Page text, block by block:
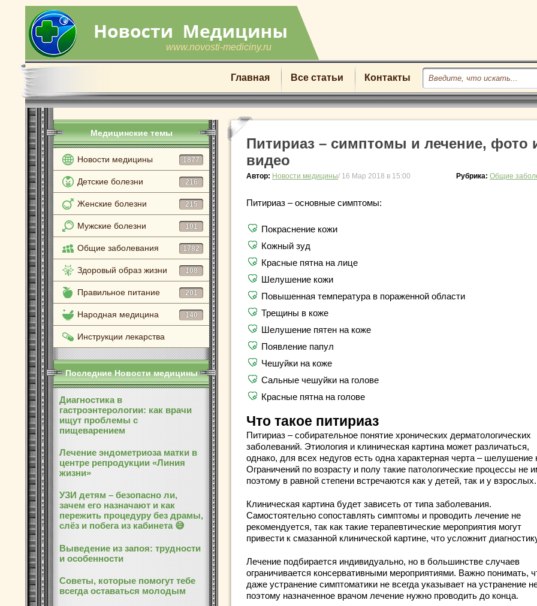
www.novosti-mediciny.ru
Главная Все статьи Контакты
Медицинские темы
Новости медицины 1877
Детские болезни 216
Женские болезни 215
Мужские болезни 101
Общие заболевания 1782
Здоровый образ жизни 108
Правильное питание 201
Народная медицина 140
Инструкции лекарства
Последние Новости медицины
Диагностика в
гастроэнтерологии: как врачи
ищут проблемы с
пищеварением
Лечение эндометриоза матки в
центре репродукции «Линия
жизни»
УЗИ детям – безопасно ли,
зачем его назначают и как
пережить процедуру без драмы,
слёз и побега из кабинета 😅
Выведение из запоя: трудности
и особенности
Советы, которые помогут тебе
всегда оставаться молодым
Питириаз – симптомы и лечение, фото
видео
Автор: Новости медицины/ 16 Мар 2018 в 15:00 Рубрика: Общие
Питириаз – основные симптомы:
Покраснение кожи
Кожный зуд
Красные пятна на лице
Шелушение кожи
Повышенная температура в пораженной области
Трещины в коже
Шелушение пятен на коже
Появление папул
Чешуйки на коже
Сальные чешуйки на голове
Красные пятна на голове
Что такое питириаз
Питириаз – собирательное понятие хронических дерматологических
заболеваний. Этиология и клиническая картина может различаться,
однако, для всех недугов есть одна характерная черта – шелушение
Ограничений по возрасту и полу такие патологические процессы не
поэтому в равной степени встречаются как у детей, так и у взрослых.
Клиническая картина будет зависеть от типа заболевания.
Самостоятельно сопоставлять симптомы и проводить лечение не
рекомендуется, так как такие терапевтические мероприятия могут
привести к смазанной клинической картине, что усложнит
Лечение подбирается индивидуально, но в большинстве случаев
ограничивается консервативными мероприятиями. Важно понимать,
даже устранение симптоматики не всегда указывает на устранение
поэтому назначенное врачом лечение нужно проводить до конца.